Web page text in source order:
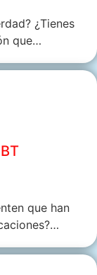
¿Tienes
que…
que han